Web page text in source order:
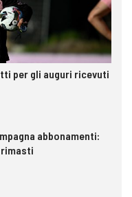
per gli auguri ricevuti
abbonamenti: